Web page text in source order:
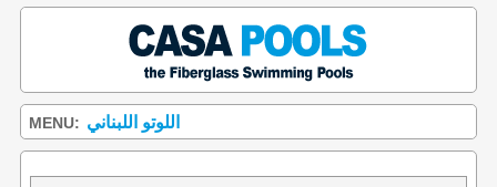
MENU: اللوتو اللبناني